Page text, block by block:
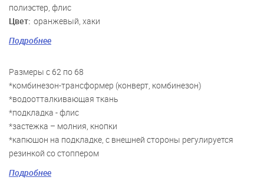
полиэстер, флис
Цвет: оранжевый, хаки
Пол: Мальчики
Подробнее
Размеры с 62 по 68
*комбинезон-трансформер (конверт, комбинезон)
*водоотталкивающая ткань
*подкладка - флис
*застежка – молния, кнопки
*капюшон на подкладке, с внешней стороны регулируется
резинкой со стоппером
*съемные варежки и сапожки
Подробнее